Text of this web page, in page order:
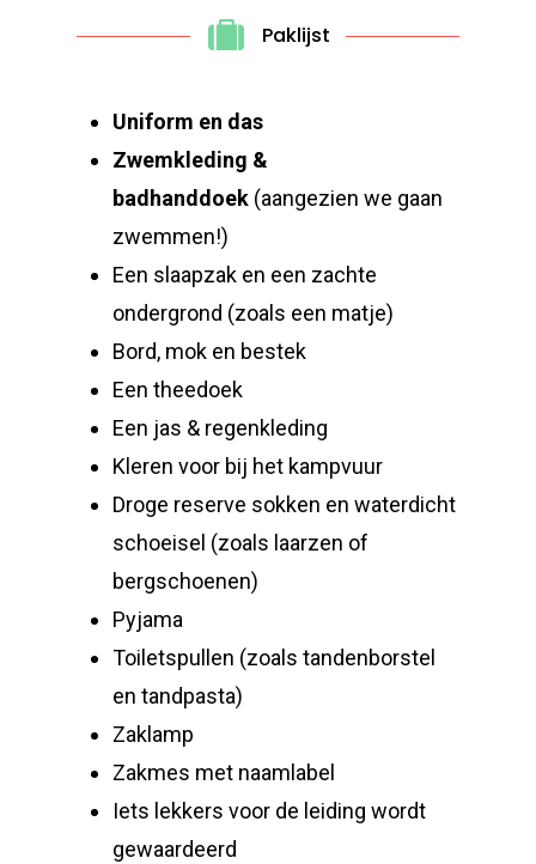
Paklijst
Uniform en das
Zwemkleding &
badhanddoek (aangezien we gaan
zwemmen!)
Een slaapzak en een zachte
ondergrond (zoals een matje)
Bord, mok en bestek
Een theedoek
Een jas & regenkleding
Kleren voor bij het kampvuur
Droge reserve sokken en waterdicht
schoeisel (zoals laarzen of
bergschoenen)
Pyjama
Toiletspullen (zoals tandenborstel
en tandpasta)
Zaklamp
Zakmes met naamlabel
Iets lekkers voor de leiding wordt
gewaardeerd